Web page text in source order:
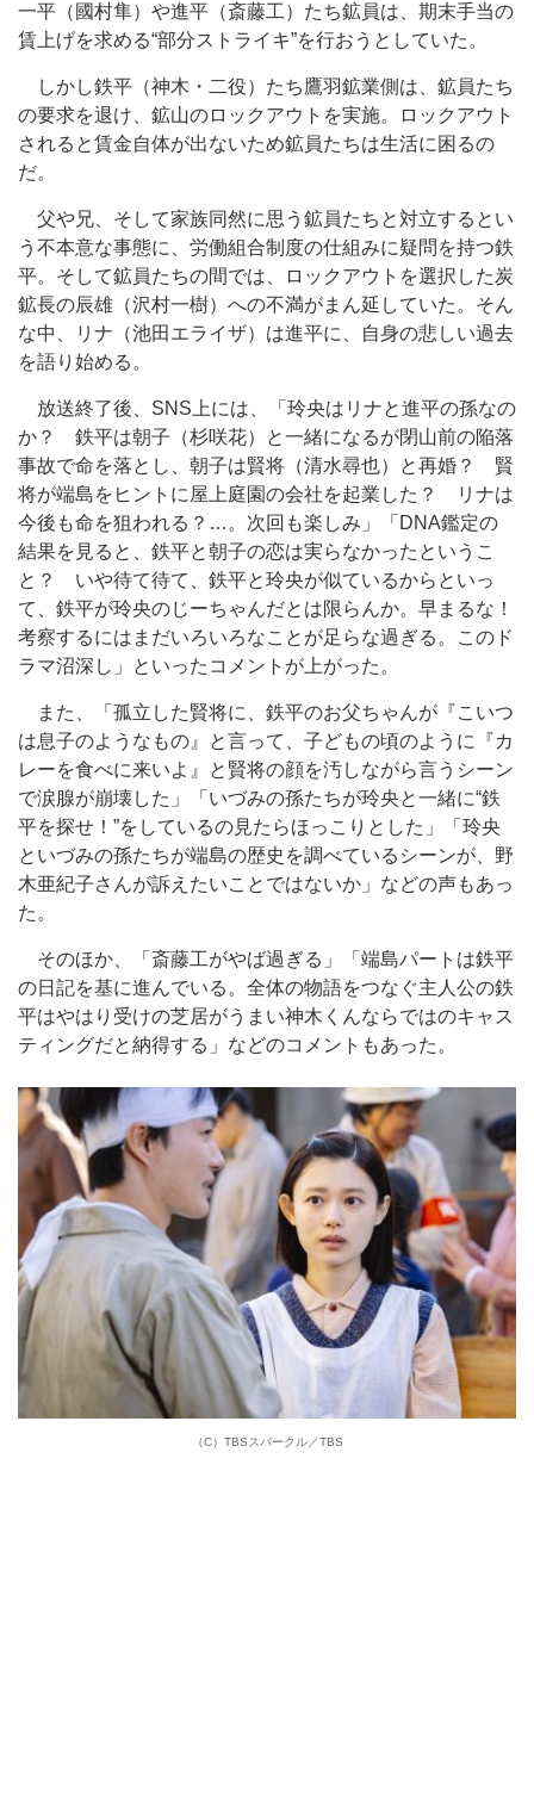
一平（國村隼）や進平（斎藤工）たち鉱員は、期末手当の
賃上げを求める“部分ストライキ”を行おうとしていた。
しかし鉄平（神木・二役）たち鷹羽鉱業側は、鉱員たち
の要求を退け、鉱山のロックアウトを実施。ロックアウト
されると賃金自体が出ないため鉱員たちは生活に困るの
だ。
父や兄、そして家族同然に思う鉱員たちと対立するとい
う不本意な事態に、労働組合制度の仕組みに疑問を持つ鉄
平。そして鉱員たちの間では、ロックアウトを選択した炭
鉱長の辰雄（沢村一樹）への不満がまん延していた。そん
な中、リナ（池田エライザ）は進平に、自身の悲しい過去
を語り始める。
放送終了後、SNS上には、「玲央はリナと進平の孫なの
か？ 鉄平は朝子（杉咲花）と一緒になるが閉山前の陥落
事故で命を落とし、朝子は賢将（清水尋也）と再婚？ 賢
将が端島をヒントに屋上庭園の会社を起業した？ リナは
今後も命を狙われる？…。次回も楽しみ」「DNA鑑定の
結果を見ると、鉄平と朝子の恋は実らなかったというこ
と？ いや待て待て、鉄平と玲央が似ているからといっ
て、鉄平が玲央のじーちゃんだとは限らんか。早まるな！
考察するにはまだいろいろなことが足らな過ぎる。このド
ラマ沼深し」といったコメントが上がった。
また、「孤立した賢将に、鉄平のお父ちゃんが『こいつ
は息子のようなもの』と言って、子どもの頃のように『カ
レーを食べに来いよ』と賢将の顔を汚しながら言うシーン
で涙腺が崩壊した」「いづみの孫たちが玲央と一緒に“鉄
平を探せ！”をしているの見たらほっこりとした」「玲央
といづみの孫たちが端島の歴史を調べているシーンが、野
木亜紀子さんが訴えたいことではないか」などの声もあっ
た。
そのほか、「斎藤工がやば過ぎる」「端島パートは鉄平
の日記を基に進んでいる。全体の物語をつなぐ主人公の鉄
平はやはり受けの芝居がうまい神木くんならではのキャス
ティングだと納得する」などのコメントもあった。
（C）TBSスパークル／TBS